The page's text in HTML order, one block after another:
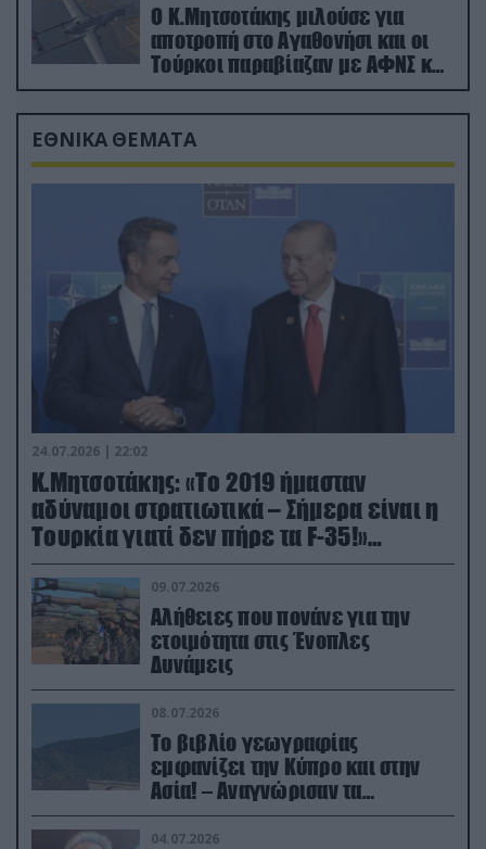
Ο Κ.Μητσοτάκης μιλούσε για
αποτροπή στο Αγαθονήσι και οι
Τούρκοι παραβίαζαν με ΑΦΝΣ και
drone
ΕΘΝΙΚΑ ΘΕΜΑΤΑ
24.07.2026 | 22:02
Κ.Μητσοτάκης: «Το 2019 ήμασταν
αδύναμοι στρατιωτικά – Σήμερα είναι η
Τουρκία γιατί δεν πήρε τα F-35!»
(βίντεο)
09.07.2026
Αλήθειες που πονάνε για την
ετοιμότητα στις Ένοπλες
Δυνάμεις
08.07.2026
Το βιβλίο γεωγραφίας
εμφανίζει την Κύπρο και στην
Ασία! – Αναγνώρισαν τα
κατεχόμενα; (φωτο)
04.07.2026